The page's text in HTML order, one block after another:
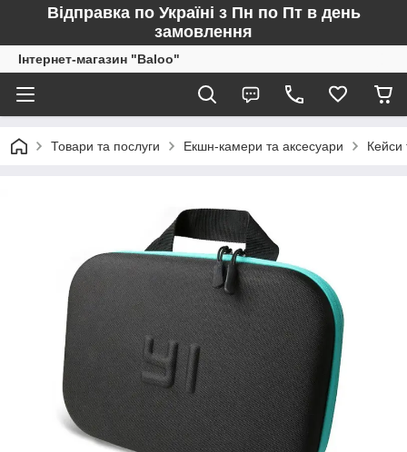
Відправка по Україні з Пн по Пт в день
замовлення
Інтернет-магазин "Baloo"
Товари та послуги Екшн-камери та аксесуари Кейси